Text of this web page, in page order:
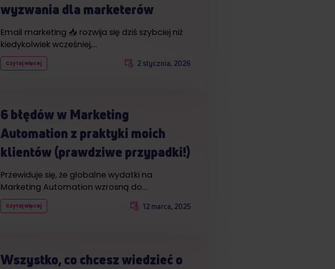
wyzwania dla marketerów
Email marketing 📥 rozwija się dziś szybciej niż
kiedykolwiek wcześniej,…
Czytaj więcej 2 stycznia, 2026
6 błędów w Marketing
Automation z praktyki moich
klientów (prawdziwe przypadki!)
Przewiduje się, że globalne wydatki na
Marketing Automation wzrosną do…
Czytaj więcej 12 marca, 2025
Wszystko, co chcesz wiedzieć o